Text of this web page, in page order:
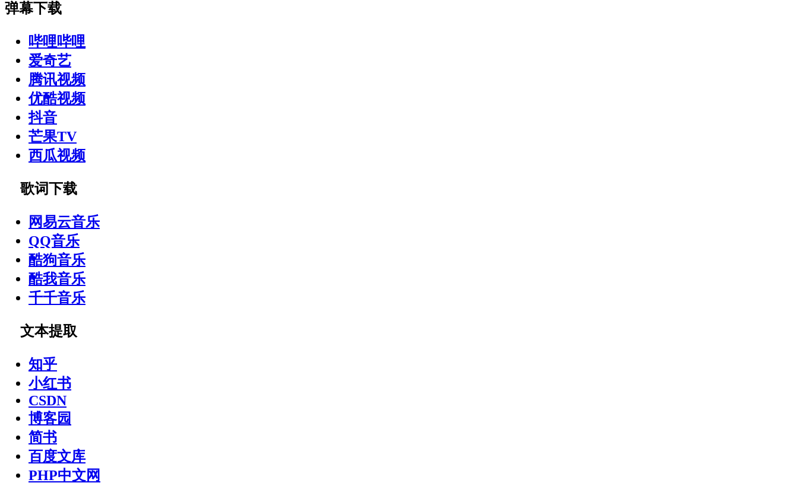
弹幕下载
哔哩哔哩
爱奇艺
腾讯视频
优酷视频
抖音
芒果TV
西瓜视频
歌词下载
网易云音乐
QQ音乐
酷狗音乐
酷我音乐
千千音乐
文本提取
知乎
小红书
CSDN
博客园
简书
百度文库
PHP中文网